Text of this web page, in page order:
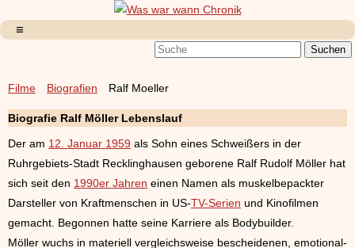
Filme Biografien Ralf Moeller
Biografie Ralf Möller Lebenslauf
Der am 12. Januar 1959 als Sohn eines Schweißers in der
Ruhrgebiets-Stadt Recklinghausen geborene Ralf Rudolf Möller hat
sich seit den 1990er Jahren einen Namen als muskelbepackter
Darsteller von Kraftmenschen in US-TV-Serien und Kinofilmen
gemacht. Begonnen hatte seine Karriere als Bodybuilder.
Möller wuchs in materiell vergleichsweise bescheidenen, emotional-